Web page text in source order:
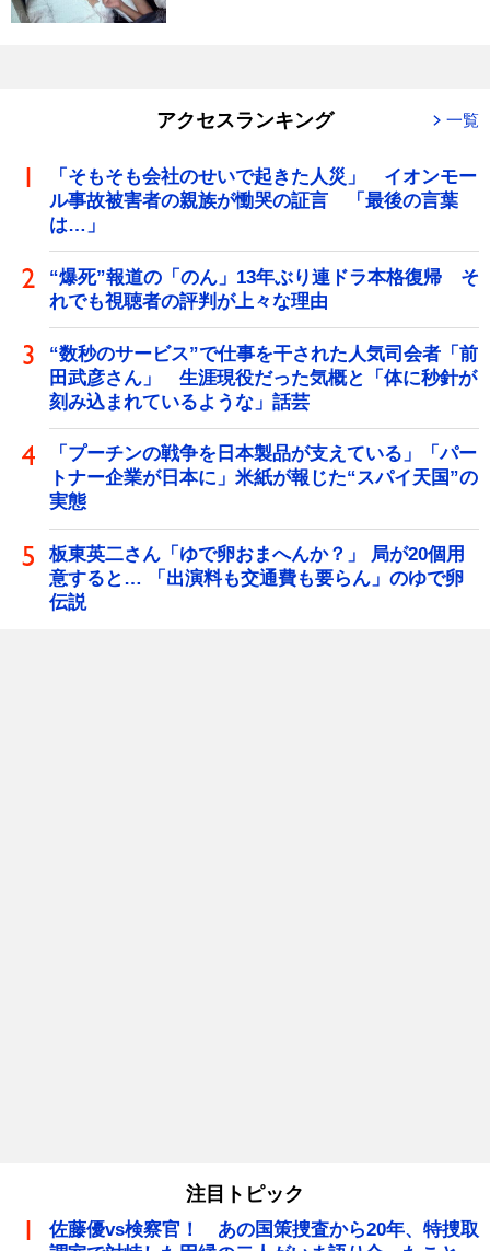
アクセスランキング 一覧
「そもそも会社のせいで起きた人災」 イオンモー
ル事故被害者の親族が慟哭の証言 「最後の言葉
は…」
“爆死”報道の「のん」13年ぶり連ドラ本格復帰 そ
れでも視聴者の評判が上々な理由
“数秒のサービス”で仕事を干された人気司会者「前
田武彦さん」 生涯現役だった気概と「体に秒針が
刻み込まれているような」話芸
「プーチンの戦争を日本製品が支えている」「パー
トナー企業が日本に」米紙が報じた“スパイ天国”の
実態
板東英二さん「ゆで卵おまへんか？」 局が20個用
意すると… 「出演料も交通費も要らん」のゆで卵
伝説
注目トピック
佐藤優vs検察官！ あの国策捜査から20年、特捜取